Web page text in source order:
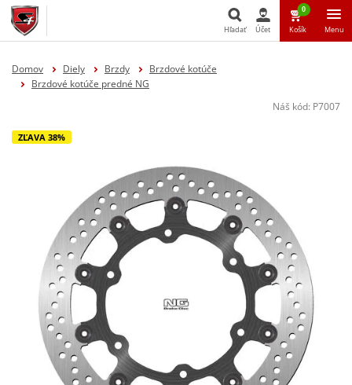
Hľadať Účet
0
Košík Menu
Domov Diely Brzdy
Brzdové kotúče
Brzdové kotúče predné NG
Náš kód: P7007
ZĽAVA 38%